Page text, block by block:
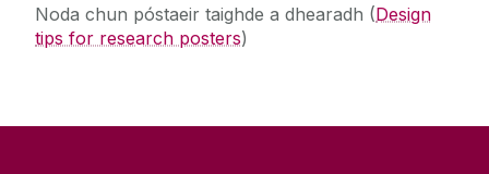
Noda chun póstaeir taighde a dhearadh (Design
tips for research posters)